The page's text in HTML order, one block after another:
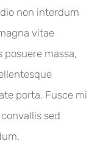
non interdum
vitae
massa,
porta. Fusce mi
sed